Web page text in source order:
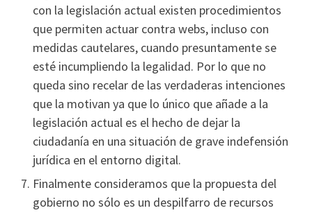
con la legislación actual existen procedimientos
que permiten actuar contra webs, incluso con
medidas cautelares, cuando presuntamente se
esté incumpliendo la legalidad. Por lo que no
queda sino recelar de las verdaderas intenciones
que la motivan ya que lo único que añade a la
legislación actual es el hecho de dejar la
ciudadaní­a en una situación de grave indefensión
jurí­dica en el entorno digital.
Finalmente consideramos que la propuesta del
gobierno no sólo es un despilfarro de recursos